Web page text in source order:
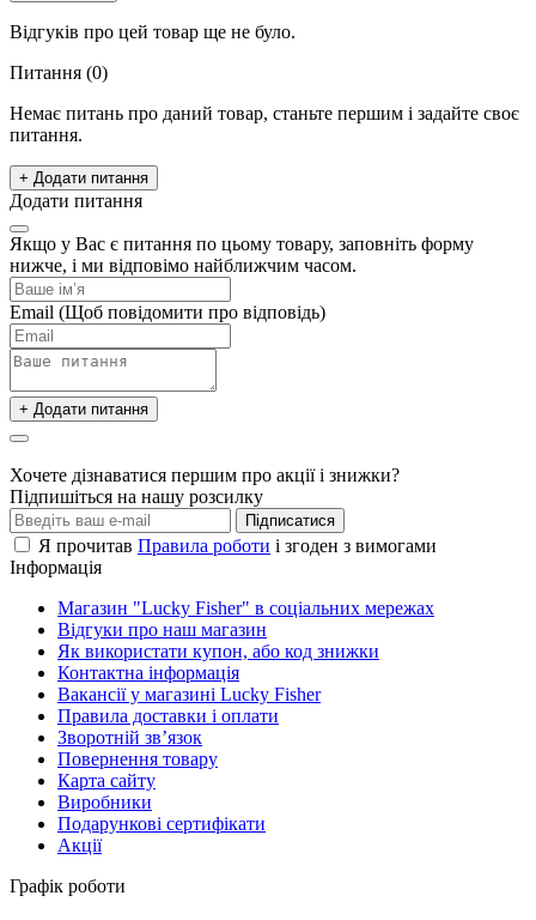
Відгуків про цей товар ще не було.
Питання (0)
Немає питань про даний товар, станьте першим і задайте своє
питання.
+ Додати питання
Додати питання
Якщо у Вас є питання по цьому товару, заповніть форму
нижче, і ми відповімо найближчим часом.
Email (Щоб повідомити про відповідь)
+ Додати питання
Хочете дізнаватися першим про акції і знижки?
Підпишіться на нашу розсилку
Підписатися
Я прочитав Правила роботи і згоден з вимогами
Інформація
Магазин "Lucky Fisher" в соціальних мережах
Відгуки про наш магазин
Як використати купон, або код знижки
Контактна інформація
Вакансії у магазині Lucky Fisher
Правила доставки і оплати
Зворотній зв’язок
Повернення товару
Карта сайту
Виробники
Подарункові сертифікати
Акції
Графік роботи